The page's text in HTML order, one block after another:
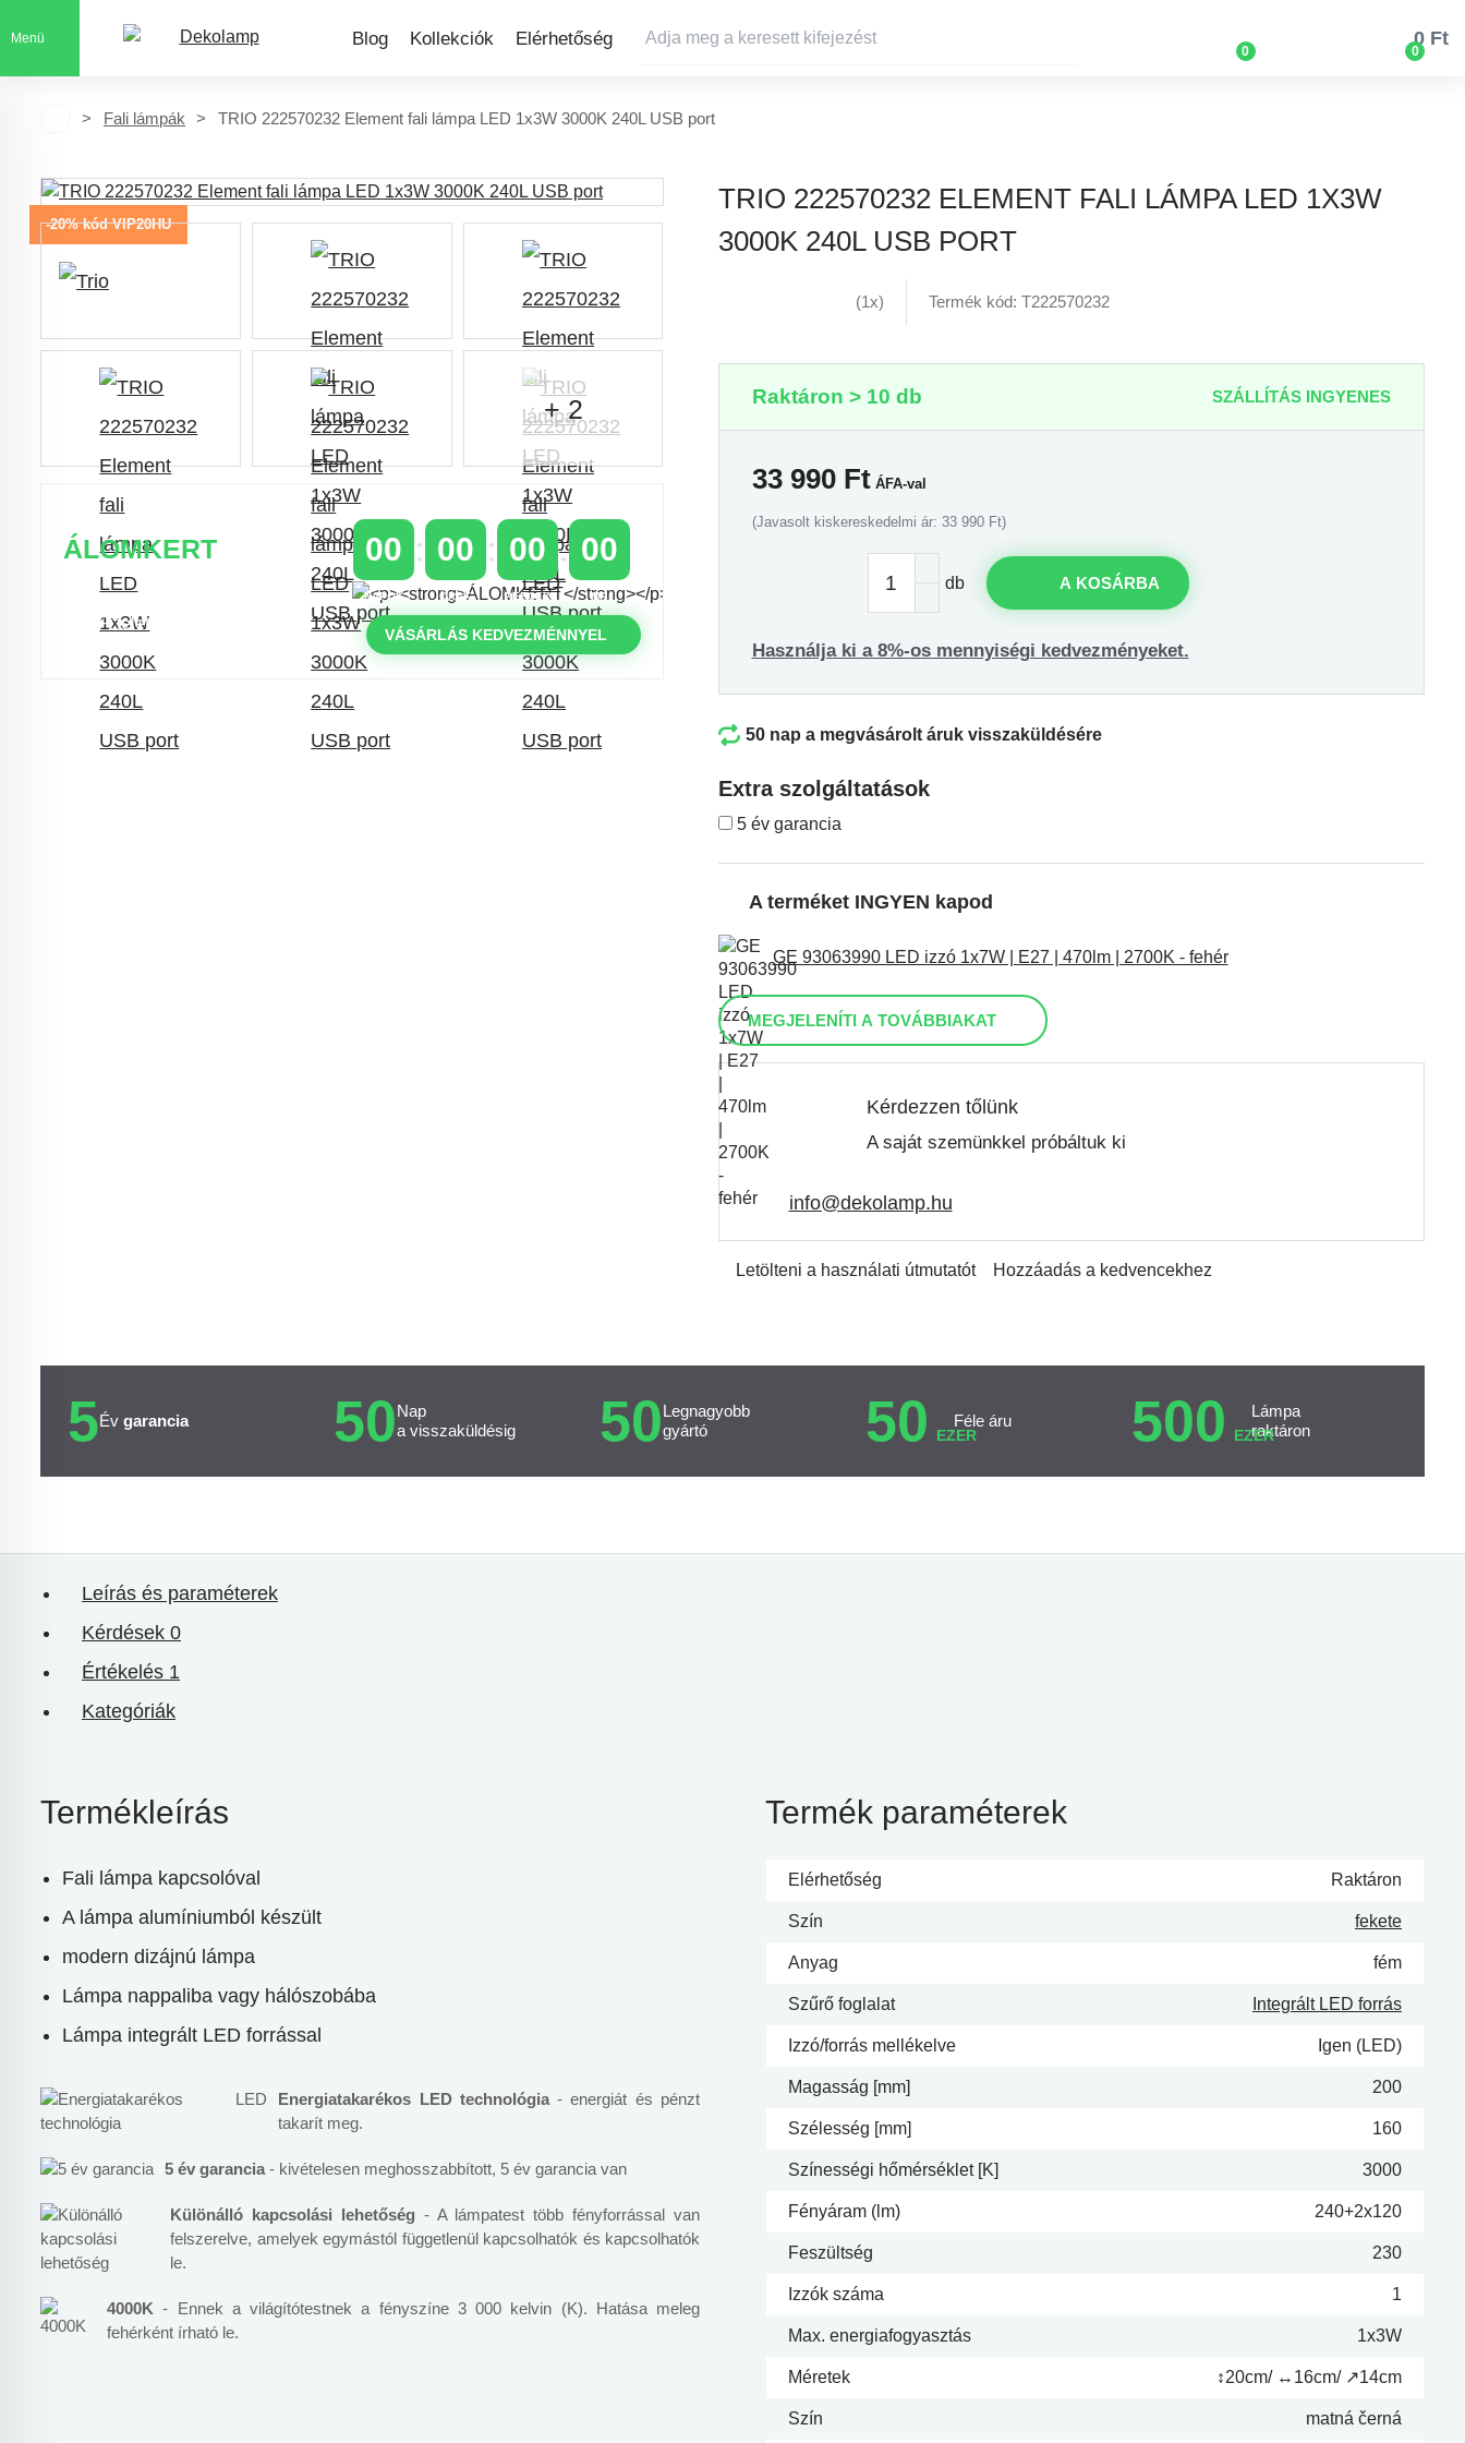
Menü Blog Kollekciók Elérhetőség
0 0
0 Ft
Fali lámpák TRIO 222570232 Element fali lámpa LED 1x3W 3000K 240L USB port
TRIO 222570232 ELEMENT FALI LÁMPA LED 1X3W
3000K 240L USB PORT
-20% kód VIP20HU
+ 2
ÁLOMKERT
000 Ft feletti rendelés esetén
00
NAPOK
00
ÓRÁK
00
PERCEK
00
MP
VÁSÁRLÁS KEDVEZMÉNNYEL
(1x) Termék kód: T222570232
Raktáron > 10 db SZÁLLÍTÁS INGYENES
33 990FtÁFA-val
(Javasolt kiskereskedelmi ár: 33 990 Ft)
db A KOSÁRBA
Használja ki a 8%-os mennyiségi kedvezményeket.
50 nap a megvásárolt áruk visszaküldésére
Extra szolgáltatások
5 év garancia
A terméket INGYEN kapod
GE 93063990 LED izzó 1x7W | E27 | 470lm | 2700K - fehér
MEGJELENÍTI A TOVÁBBIAKAT
Kérdezzen tőlünk
A saját szemünkkel próbáltuk ki
info@dekolamp.hu
Letölteni a használati útmutatót Hozzáadás a kedvencekhez
5Év garancia 50Nap
a visszaküldésig
50Legnagyobb
gyártó
50 EZER
Féle áru 500 EZER
Lámpa
raktáron
Leírás és paraméterek
Kérdések 0
Értékelés 1
Kategóriák
Termékleírás
Fali lámpa kapcsolóval
A lámpa alumíniumból készült
modern dizájnú lámpa
Lámpa nappaliba vagy hálószobába
Lámpa integrált LED forrással
Energiatakarékos LED technológia- energiát és pénzt
takarít meg.
5 év garancia - kivételesen meghosszabbított, 5 év garancia van
Különálló kapcsolási lehetőség - A lámpatest több fényforrással van
felszerelve, amelyek egymástól függetlenül kapcsolhatók és kapcsolhatók
le.
4000K - Ennek a világítótestnek a fényszíne 3 000 kelvin (K). Hatása meleg
fehérként írható le.
Termék paraméterek
Elérhetőség Raktáron
Szín fekete
Anyag fém
Szűrő foglalat Integrált LED forrás
Izzó/forrás mellékelve Igen (LED)
Magasság [mm] 200
Szélesség [mm] 160
Színességi hőmérséklet [K] 3000
Fényáram (lm) 240+2x120
Feszültség 230
Izzók száma 1
Max. energiafogyasztás 1x3W
Méretek ↕20cm/ ↔16cm/ ↗14cm
Szín matná černá